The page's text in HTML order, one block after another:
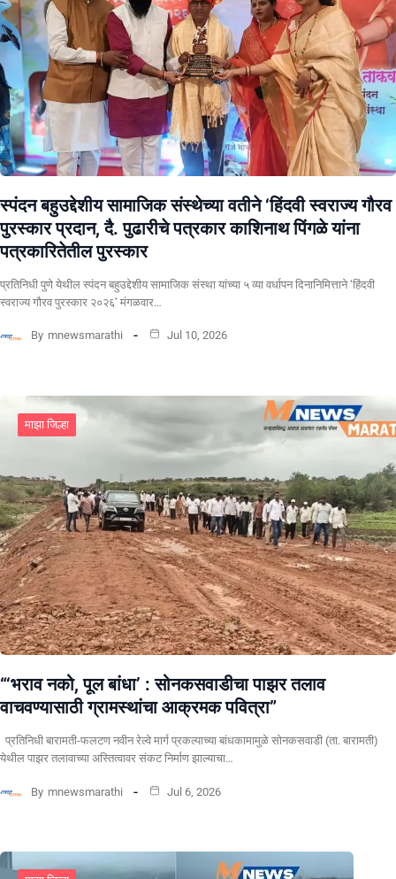
स्पंदन बहुउद्देशीय सामाजिक संस्थेच्या वतीने ‘हिंदवी स्वराज्य गौरव
पुरस्कार प्रदान, दै. पुढारीचे पत्रकार काशिनाथ पिंगळे यांना
पत्रकारितेतील पुरस्कार
प्रतिनिधी पुणे येथील स्पंदन बहुउद्देशीय सामाजिक संस्था यांच्या ५ व्या वर्धापन दिनानिमित्ताने ‘हिंदवी
स्वराज्य गौरव पुरस्कार २०२६’ मंगळवार…
By mnewsmarathi Jul 10, 2026
माझा जिल्हा
“‘भराव नको, पूल बांधा’ : सोनकसवाडीचा पाझर तलाव
वाचवण्यासाठी ग्रामस्थांचा आक्रमक पवित्रा”
प्रतिनिधी बारामती-फलटण नवीन रेल्वे मार्ग प्रकल्पाच्या बांधकामामुळे सोनकसवाडी (ता. बारामती)
येथील पाझर तलावाच्या अस्तित्वावर संकट निर्माण झाल्याचा…
By mnewsmarathi Jul 6, 2026